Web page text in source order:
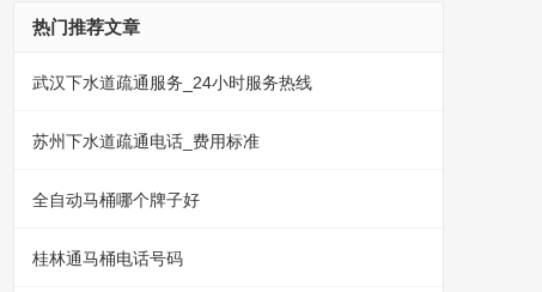
热门推荐文章
武汉下水道疏通服务_24小时服务热线
苏州下水道疏通电话_费用标准
全自动马桶哪个牌子好
桂林通马桶电话号码